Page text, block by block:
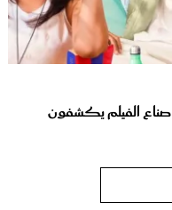
صناع الفيلم يكشفون